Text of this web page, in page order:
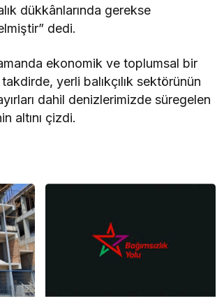
dükkânlarında gerekse
dedi.
ekonomik ve toplumsal bir
yerli balıkçılık sektörünün
dahil denizlerimizde süregelen
altını çizdi.